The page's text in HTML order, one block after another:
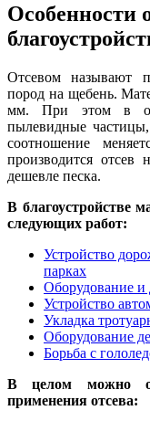
Особенности
Отсевом называют
пород на щебень.
мм. При этом в
пылевидные
соотношение
производится отсев н
дешевле песка.
В благоустройстве
следующих работ:
Устройство
парках
Оборудование и
Устройство
Укладка
Оборудование
Борьба с
В целом можно
применения отсева: